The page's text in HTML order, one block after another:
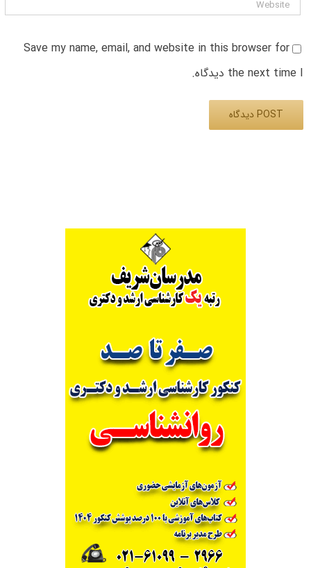
Save my name, email, and website in this browser for
the next time I دیدگاه.